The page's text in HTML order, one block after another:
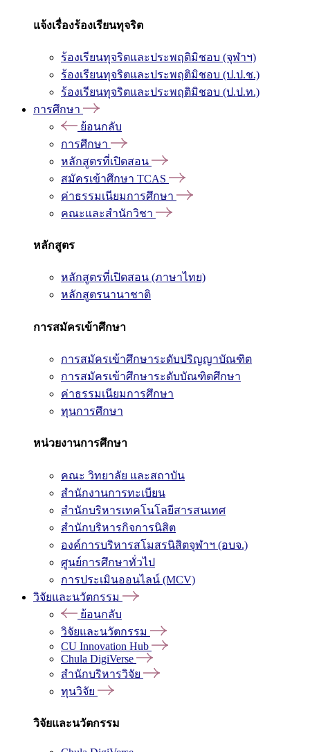
แจ้งเรื่องร้องเรียนทุจริต
ร้องเรียนทุจริตและประพฤติมิชอบ (จุฬาฯ)
ร้องเรียนทุจริตและประพฤติมิชอบ (ป.ป.ช.)
ร้องเรียนทุจริตและประพฤติมิชอบ (ป.ป.ท.)
การศึกษา
ย้อนกลับ
การศึกษา
หลักสูตรที่เปิดสอน
สมัครเข้าศึกษา TCAS
ค่าธรรมเนียมการศึกษา
คณะและสำนักวิชา
หลักสูตร
หลักสูตรที่เปิดสอน (ภาษาไทย)
หลักสูตรนานาชาติ
การสมัครเข้าศึกษา
การสมัครเข้าศึกษาระดับปริญญาบัณฑิต
การสมัครเข้าศึกษาระดับบัณฑิตศึกษา
ค่าธรรมเนียมการศึกษา
ทุนการศึกษา
หน่วยงานการศึกษา
คณะ วิทยาลัย และสถาบัน
สำนักงานการทะเบียน
สำนักบริหารเทคโนโลยีสารสนเทศ
สำนักบริหารกิจการนิสิต
องค์การบริหารสโมสรนิสิตจุฬาฯ (อบจ.)
ศูนย์การศึกษาทั่วไป
การประเมินออนไลน์ (MCV)
วิจัยและนวัตกรรม
ย้อนกลับ
วิจัยและนวัตกรรม
CU Innovation Hub
Chula DigiVerse
สำนักบริหารวิจัย
ทุนวิจัย
วิจัยและนวัตกรรม